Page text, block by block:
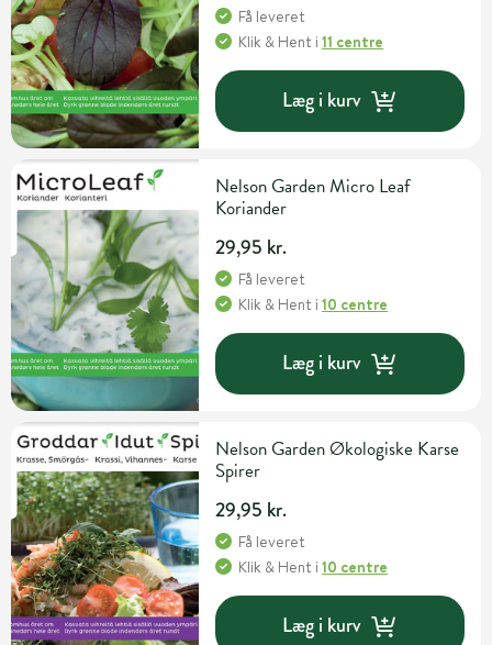
Få leveret
Klik & Hent i11 centre
Læg i kurv
Nelson Garden Micro Leaf
Koriander
29,95 kr.
Få leveret
Klik & Hent i10 centre
Læg i kurv
Nelson Garden Økologiske Karse
Spirer
29,95 kr.
Få leveret
Klik & Hent i10 centre
Læg i kurv